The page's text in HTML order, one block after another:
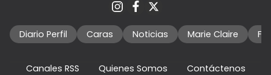
Diario Perfil Caras Noticias Marie Claire
Canales RSS Quienes Somos
Contáctenos